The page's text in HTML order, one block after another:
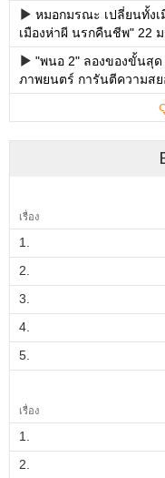
หมอกมรณะ เปลี่ยนทั้งเ
เมืองห่าผี นรกคืนชีพ" 22
"พนอ 2" ลองของขั้นสุด
ภาพยนตร์ การันตีความส
เรื่อง
1.
2.
3.
4.
5.
เรื่อง
1.
2.